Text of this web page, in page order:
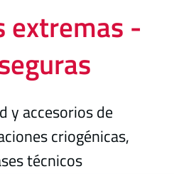
extremas -
y accesorios de
criogénicas,
técnicos